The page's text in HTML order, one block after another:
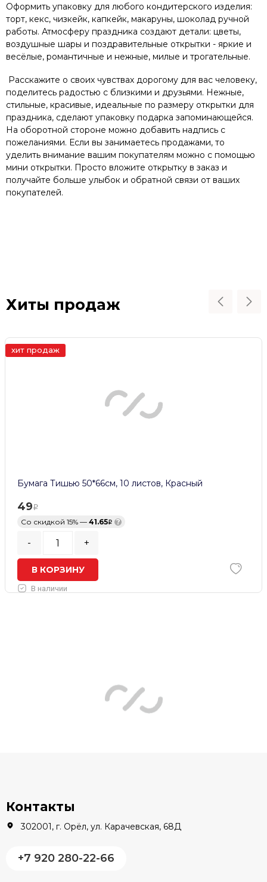
Оформить упаковку для любого кондитерского изделия:
торт, кекс, чизкейк, капкейк, макаруны, шоколад ручной
работы. Атмосферу праздника создают детали: цветы,
воздушные шары и поздравительные открытки - яркие и
весёлые, романтичные и нежные, милые и трогательные.
Расскажите о своих чувствах дорогому для вас человеку,
поделитесь радостью с близкими и друзьями. Нежные,
стильные, красивые, идеальные по размеру открытки для
праздника, сделают упаковку подарка запоминающейся.
На оборотной стороне можно добавить надпись с
пожеланиями. Если вы занимаетесь продажами, то
уделить внимание вашим покупателям можно с помощью
мини открытки. Просто вложите открытку в заказ и
получайте больше улыбок и обратной связи от ваших
покупателей.
Хиты продаж
хит продаж
Бумага Тишью 50*66см, 10 листов, Красный
49
Со скидкой 15% — 41.65 ?
- +
В КОРЗИНУ
В наличии
Контакты
302001, г. Орёл, ул. Карачевская, 68Д
+7 920 280-22-66